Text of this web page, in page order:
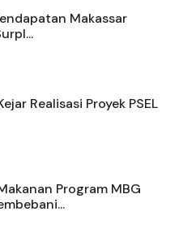
Makassar
Realisasi Proyek PSEL
Program MBG